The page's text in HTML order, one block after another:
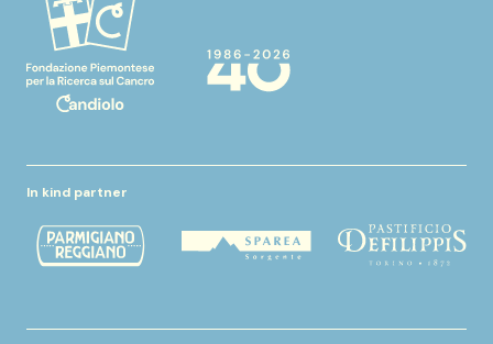
In kind partner